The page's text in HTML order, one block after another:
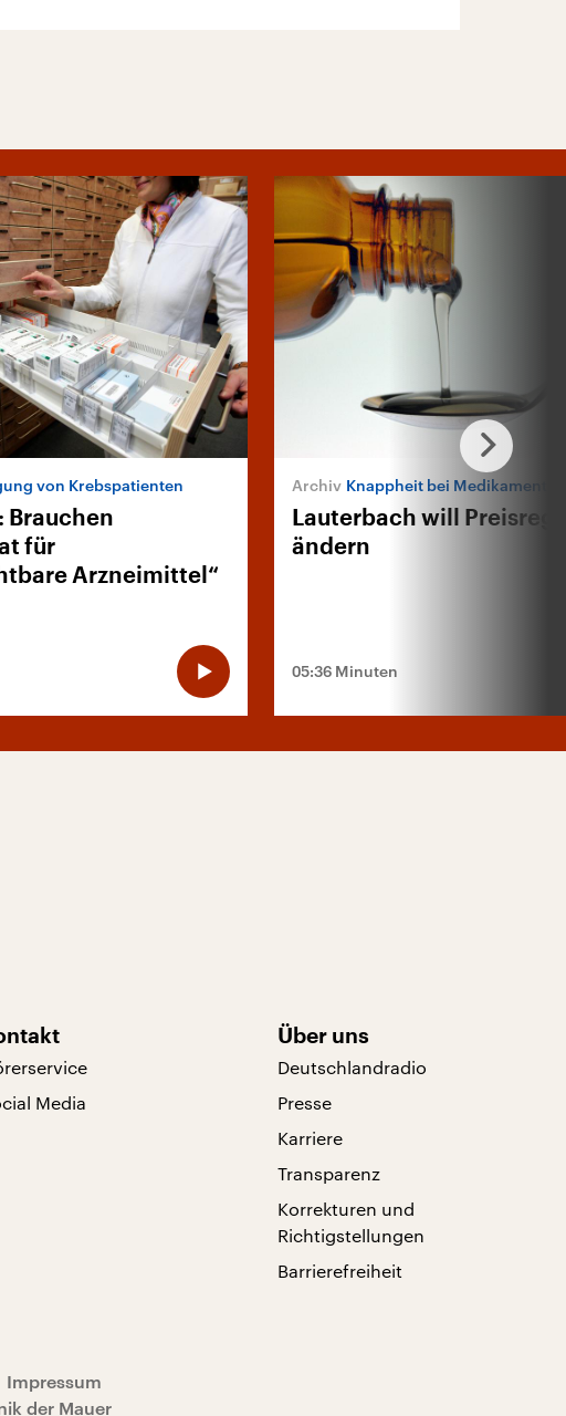
von Krebspatienten
Brauchen
für
Arzneimittel“
Knappheit bei Medikamenten
Lauterbach will
ändern
05:36 Minuten
Media
Über uns
Deutschlandradio
Presse
Karriere
Transparenz
Korrekturen und
Richtigstellungen
Barrierefreiheit
Impressum
der Mauer